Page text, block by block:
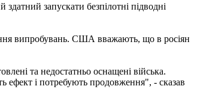
запускати безпілотні підводні
випробувань. США вважають, що в росіян
та недостатньо оснащені війська.
ефект і потребують продовження", - сказав